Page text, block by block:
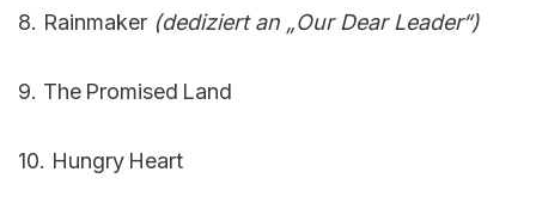
8. Rainmaker (dediziert an „Our Dear Leader“)
9. The Promised Land
10. Hungry Heart